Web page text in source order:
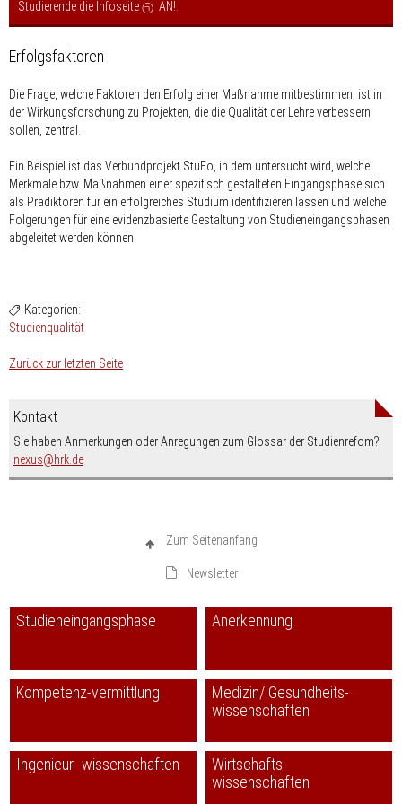
Studierende die Infoseite
AN!
Erfolgsfaktoren
Die Frage, welche Faktoren den Erfolg einer Maßnahme mitbestimmen, ist in
der Wirkungsforschung zu Projekten, die die Qualität der Lehre verbessern
sollen, zentral.
Ein Beispiel ist das Verbundprojekt StuFo, in dem untersucht wird, welche
Merkmale bzw. Maßnahmen einer spezifisch gestalteten Eingangsphase sich
als Prädiktoren für ein erfolgreiches Studium identifizieren lassen und welche
Folgerungen für eine evidenzbasierte Gestaltung von Studieneingangsphasen
abgeleitet werden können.
Kategorien:
Studienqualität
Zurück zur letzten Seite
Kontakt
Sie haben Anmerkungen oder Anregungen zum Glossar der Studienrefom?
nexus
nospam-
hrk.de
Zum Seitenanfang
Newsletter
Studieneingangsphase Anerkennung
Kompetenz-vermittlung
Medizin/ Gesundheits-
wissenschaften
Ingenieur- wissenschaften
Wirtschafts-
wissenschaften